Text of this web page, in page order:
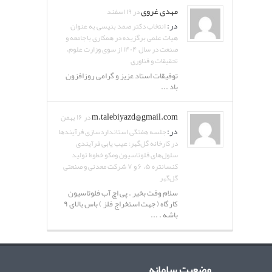
مهدی غرویدر ۱۹ اسفند
در:انتخاب دکتر صمد بنیسی به عنوان
هیات علمی برگزیده در همکاری با جامعه و
صنعت در سال ۱۴۰۴ از سوی وزارت علوم،
تحقیقات و فناوری
توفیقات استاد عزیز و گرامی روزافزون
باد ...
m.talebiyazd@gmail.comدر ۱۶ بهمن
در:جلسه هفتگی استانداردسازی فرآیندها
در کارخانه گل‌گهر: عیب یابی فرآیندی
سلول‌های فلوتاسیون ومکو خطوط تولید
کنسانتره ۵، ۶ و ۷ شرکت معدنی و صنعتی
گل‌گهر
سلام وقت بخیر . پی اچ آب فلوتاسیون
کارگاه ( جهت استخراج فلز ) باس بالای ۹
باشه . ...